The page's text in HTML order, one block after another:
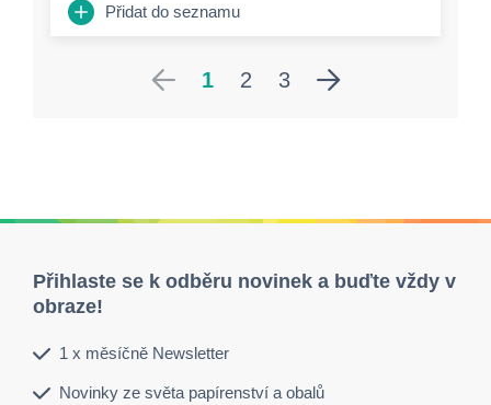
Přidat do seznamu
1 2 3
Přihlaste se k odběru novinek a buďte vždy v
obraze!
1 x měsíčně Newsletter
Novinky ze světa papírenství a obalů